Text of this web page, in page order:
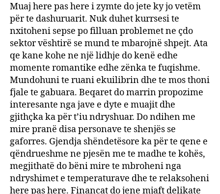
Muaj here pas here i zymte do jete ky jo vetëm
për te dashuruarit. Nuk duhet kurrsesi te
nxitoheni sepse po filluan problemet ne çdo
sektor vështirë se mund te mbarojnë shpejt. Ata
qe kane kohe ne një lidhje do kenë edhe
momente romantike edhe zënka te fuqishme.
Mundohuni te ruani ekuilibrin dhe te mos thoni
fjale te gabuara. Beqaret do marrin propozime
interesante nga jave e dyte e muajit dhe
gjithçka ka për t’iu ndryshuar. Do ndihen me
mire pranë disa personave te shenjës se
gaforres. Gjendja shëndetësore ka për te qene e
qëndrueshme ne pjesën me te madhe te kohës,
megjithatë do bëni mire te mbroheni nga
ndryshimet e temperaturave dhe te relaksoheni
here pas here. Financat do jene mjaft delikate